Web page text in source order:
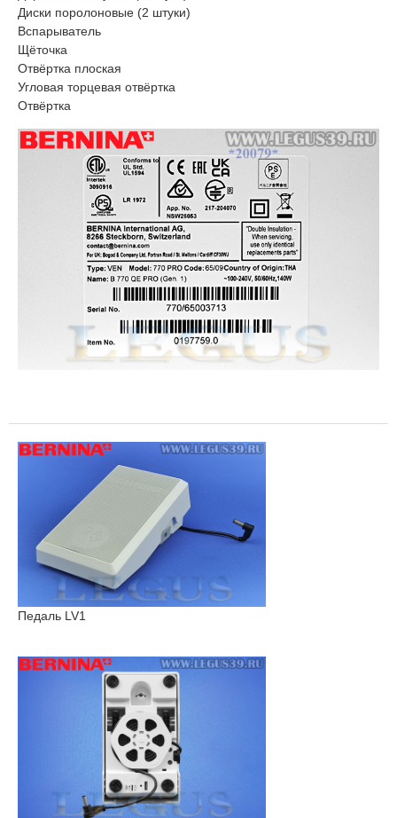
Диски поролоновые (2 штуки)
Вспарыватель
Щёточка
Отвёртка плоская
Угловая торцевая отвёртка
Отвёртка
Педаль LV1